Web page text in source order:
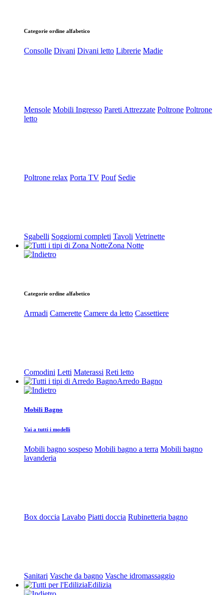
Categorie ordine alfabetico
Consolle Divani Divani letto Librerie Madie
Mensole Mobili Ingresso Pareti Attrezzate Poltrone Poltrone
letto
Poltrone relax Porta TV Pouf Sedie
Sgabelli Soggiorni completi Tavoli Vetrinette
Zona Notte
Categorie ordine alfabetico
Armadi Camerette Camere da letto Cassettiere
Comodini Letti Materassi Reti letto
Arredo Bagno
Mobili Bagno
Vai a tutti i modelli
Mobili bagno sospeso Mobili bagno a terra Mobili bagno
lavanderia
Box doccia Lavabo Piatti doccia Rubinetteria bagno
Sanitari Vasche da bagno Vasche idromassaggio
Edilizia